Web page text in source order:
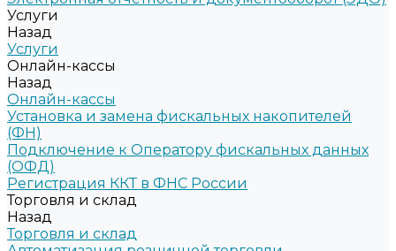
Услуги
Назад
Услуги
Онлайн-кассы
Назад
Онлайн-кассы
Установка и замена фискальных накопителей
(ФН)
Подключение к Оператору фискальных данных
(ОФД)
Регистрация ККТ в ФНС России
Торговля и склад
Назад
Торговля и склад